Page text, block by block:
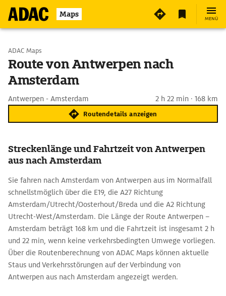
Maps MENÜ
Start wählen
Ziel eingeben
ADAC Maps
Route von Antwerpen nach
Amsterdam
Antwerpen - Amsterdam 2 h 22 min · 168 km
Routendetails anzeigen
Streckenlänge und Fahrtzeit von Antwerpen
aus nach Amsterdam
Sie fahren nach Amsterdam von Antwerpen aus im Normalfall
schnellstmöglich über die E19, die A27 Richtung
Amsterdam/Utrecht/Oosterhout/Breda und die A2 Richtung
Utrecht-West/Amsterdam. Die Länge der Route Antwerpen –
Amsterdam beträgt 168 km und die Fahrtzeit ist insgesamt 2 h
und 22 min, wenn keine verkehrsbedingten Umwege vorliegen.
Über die Routenberechnung von ADAC Maps können aktuelle
Staus und Verkehrsstörungen auf der Verbindung von
Antwerpen aus nach Amsterdam angezeigt werden.